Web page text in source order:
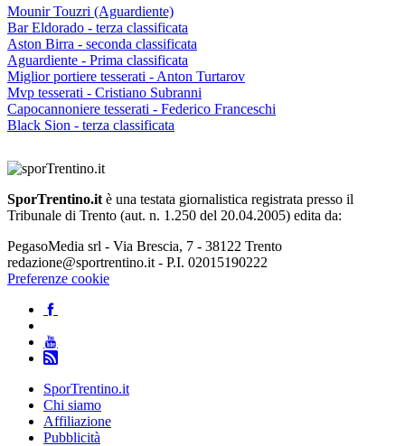
Mounir Touzri (Aguardiente)
Bar Eldorado - terza classificata
Aston Birra - seconda classificata
Aguardiente - Prima classificata
Miglior portiere tesserati - Anton Turtarov
Mvp tesserati - Cristiano Subranni
Capocannoniere tesserati - Federico Franceschi
Black Sion - terza classificata
SporTrentino.it è una testata giornalistica registrata presso il
Tribunale di Trento (aut. n. 1.250 del 20.04.2005) edita da:
PegasoMedia srl - Via Brescia, 7 - 38122 Trento
redazione@sportrentino.it - P.I. 02015190222
Preferenze cookie
SporTrentino.it
Chi siamo
Affiliazione
Pubblicità